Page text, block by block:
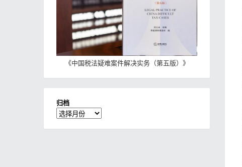
《中国税法疑难案件解决实务（第五版） 》
归档
归
档